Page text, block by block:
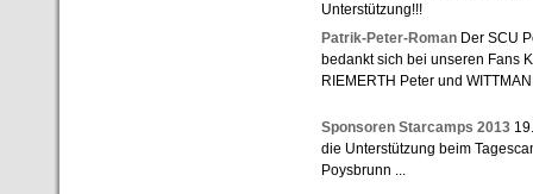
Unterstützung!!!
Patrik-Peter-Roman Der SCU
bedankt sich bei unseren Fans
RIEMERTH Peter und
Sponsoren Starcamps 2013
die Unterstützung beim
Poysbrunn ...